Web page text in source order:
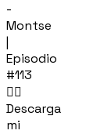
-
Montse
|
Episodio
#113
👉🏽
Descarga
mi